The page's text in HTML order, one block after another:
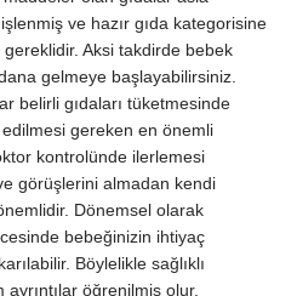
ve hazır gıda kategorisine
Aksi takdirde bebek
gelmeye başlayabilirsiniz.
belirli gıdaları tüketmesinde
gereken en önemli
kontrolünde ilerlemesi
görüşlerini almadan kendi
Dönemsel olarak
bebeğinizin ihtiyaç
Böylelikle sağlıklı
öğrenilmiş olur.